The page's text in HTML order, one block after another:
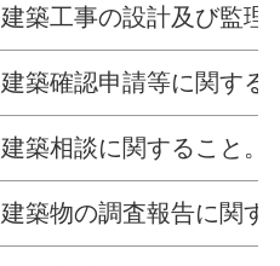
建築工事の設計及び監理
建築確認申請等に関する
建築相談に関すること。
建築物の調査報告に関す